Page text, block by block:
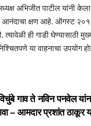
अभिजीत पाटील यांनी
क्षण आहे. ऑगस्ट २०१५
ही गाडी घेण्यासाठी
या वाहनाचा उपयोग
गाव ते नविन पनवेल
– आमदार प्रशांत ठाकूर